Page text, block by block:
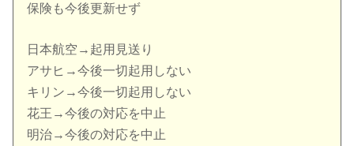
保険も今後更新せず
日本航空→起用見送り
アサヒ→今後一切起用しない
キリン→今後一切起用しない
花王→今後の対応を中止
明治→今後の対応を中止